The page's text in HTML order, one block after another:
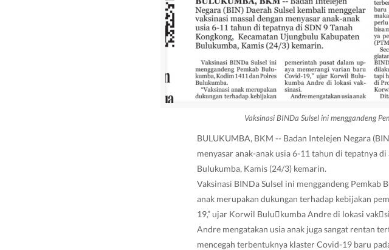
Vaksinasi BINDa Sulsel ini menggandeng
BULUKUMBA, BKM -- Badan Intelejen Negara
menyasar anak-anak usia 6-11 tahun di tepatnya
Bulukumba, Kamis (24/3) kemarin.
Vaksinasi BINDa Sulsel ini menggandeng Pemkab
anak merupakan dukungan terhadap kebijakan
19,” ujar Korwil Bulu￾kumba Andre di lokasi
Andre mengatakan usia anak juga sangat rentan
mencegah terbentuknya klaster Covid-19 baru